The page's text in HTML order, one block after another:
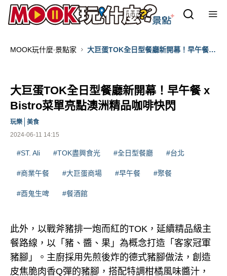
MOOK玩什麼‧景點家
大巨蛋TOK全日型餐廳新開幕！早午餐 x
大巨蛋TOK全日型餐廳新開幕！早午餐 x
Bistro菜單亮點澳洲精品咖啡快閃
2024-06-11 14:15
玩樂 美食
#ST. Ali #TOK盡興食光 #全日型餐廳 #台北
#商業午餐 #大巨蛋商場 #早午餐 #聚餐
#酉鬼生啤 #餐酒館
此外，以戰斧豬排一炮而紅的TOK，延續精品級主
餐路線，以「豬、醬、果」為概念打造「客家冠軍
豬腳」。主廚採用先煎後炸的德式豬腳做法，創造
皮焦脆肉香Q彈的豬腳，搭配特調柑橘風味醬汁，